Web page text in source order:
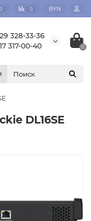
0 0 BYN
328-33-36
317-00-40
0
DL16SE